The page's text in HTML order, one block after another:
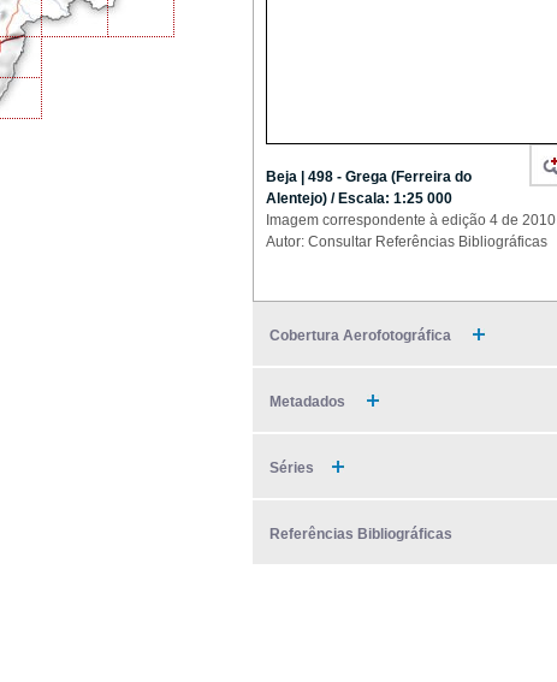
Beja | 498 - Grega (Ferreira do
Alentejo) / Escala: 1:25 000
Imagem correspondente à edição 4 de 2010
Autor: Consultar Referências Bibliográficas
Cobertura Aerofotográfica
Metadados
Séries
Referências Bibliográficas